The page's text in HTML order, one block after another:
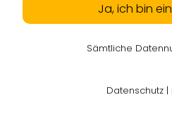
Ja, ich bin
Sämtliche
Datenschutz |